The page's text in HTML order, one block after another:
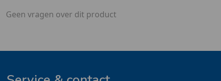
Geen vragen over dit product